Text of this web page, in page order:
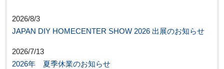
2026/8/3
JAPAN DIY HOMECENTER SHOW 2026 出展のお知らせ
2026/7/13
2026年 夏季休業のお知らせ